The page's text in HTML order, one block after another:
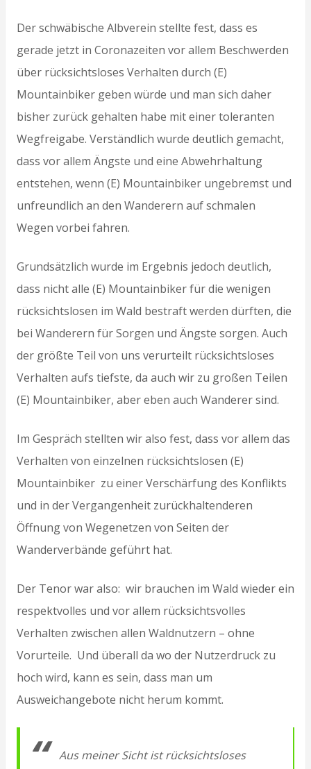
Der schwäbische Albverein stellte fest, dass es
gerade jetzt in Coronazeiten vor allem Beschwerden
über rücksichtsloses Verhalten durch (E)
Mountainbiker geben würde und man sich daher
bisher zurück gehalten habe mit einer toleranten
Wegfreigabe. Verständlich wurde deutlich gemacht,
dass vor allem Ängste und eine Abwehrhaltung
entstehen, wenn (E) Mountainbiker ungebremst und
unfreundlich an den Wanderern auf schmalen
Wegen vorbei fahren.
Grundsätzlich wurde im Ergebnis jedoch deutlich,
dass nicht alle (E) Mountainbiker für die wenigen
rücksichtslosen im Wald bestraft werden dürften, die
bei Wanderern für Sorgen und Ängste sorgen. Auch
der größte Teil von uns verurteilt rücksichtsloses
Verhalten aufs tiefste, da auch wir zu großen Teilen
(E) Mountainbiker, aber eben auch Wanderer sind.
Im Gespräch stellten wir also fest, dass vor allem das
Verhalten von einzelnen rücksichtslosen (E)
Mountainbiker zu einer Verschärfung des Konflikts
und in der Vergangenheit zurückhaltenderen
Öffnung von Wegenetzen von Seiten der
Wanderverbände geführt hat.
Der Tenor war also: wir brauchen im Wald wieder ein
respektvolles und vor allem rücksichtsvolles
Verhalten zwischen allen Waldnutzern – ohne
Vorurteile. Und überall da wo der Nutzerdruck zu
hoch wird, kann es sein, dass man um
Ausweichangebote nicht herum kommt.
Aus meiner Sicht ist rücksichtsloses